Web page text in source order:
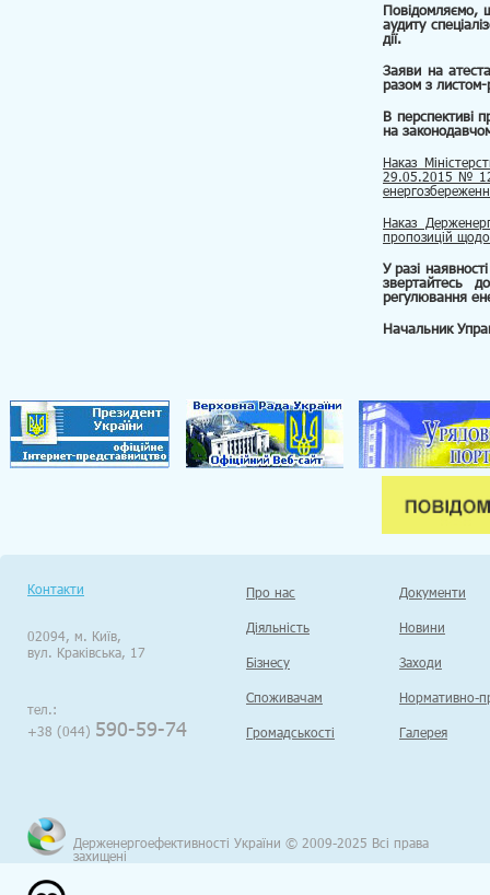
Повідомляємо,
аудиту
дії.
Заяви на
разом з листом-
В перспективі
на
Наказ
29.05.2015 №
Наказ
пропозицій
У разі
звертайтесь
регулювання
Начальник
Контакти
02094, м. Київ,
вул. Краківська, 17
тел.:
+38 (044) 590-59-74
Про нас
Діяльність
Бізнесу
Споживачам
Громадськості
Документи
Новини
Заходи
Нормативно-
Галерея
Держенергоефективності України © 2009-2025 Всі права
захищені